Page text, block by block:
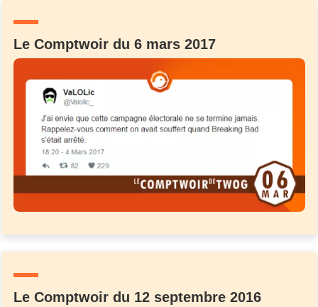
Le Comptwoir du 6 mars 2017
Le Comptwoir du 12 septembre 2016
Un Thread
C'EST PARTI